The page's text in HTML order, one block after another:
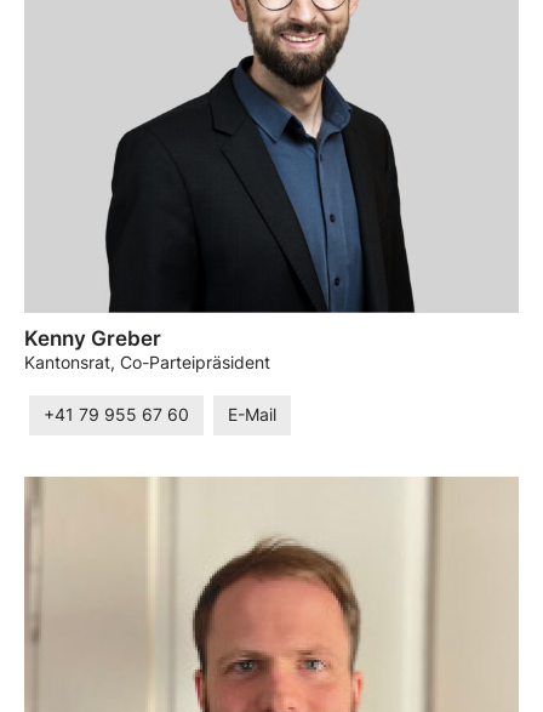
Kenny Greber
Kantonsrat, Co-Parteipräsident
+41 79 955 67 60 E-Mail